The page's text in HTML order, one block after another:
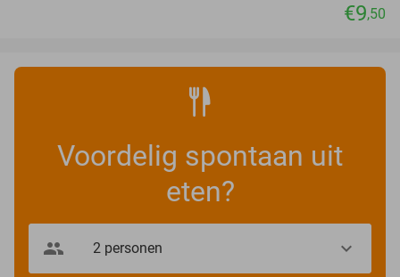
€9,50
Voordelig spontaan uit
eten?